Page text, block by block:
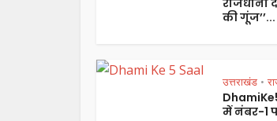
राजधानी
की गूंज’’...
उत्तराखंड •
में नंबर-1